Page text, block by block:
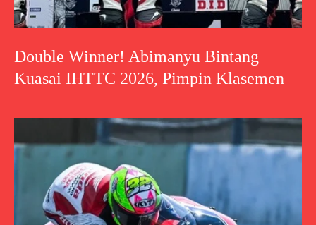
Double Winner! Abimanyu Bintang
Kuasai IHTTC 2026, Pimpin Klasemen